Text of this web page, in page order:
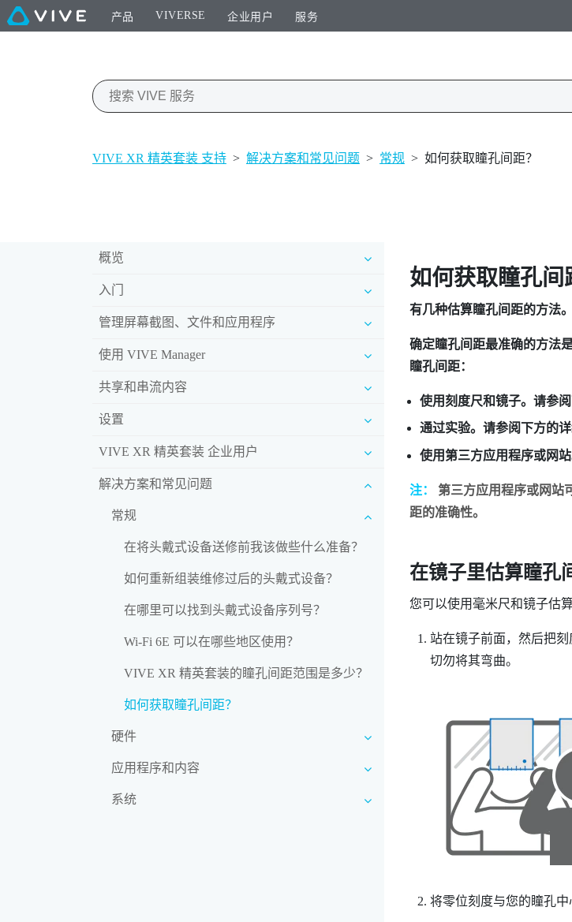
产品 VIVERSE 企业用户 服务
VIVE XR 精英套装 支持 > 解决方案和常见问题 > 常规 > 如何获取瞳孔间距？
概览
入门
管理屏幕截图、文件和应用程序
使用 VIVE Manager
共享和串流内容
设置
VIVE XR 精英套装 企业用户
解决方案和常见问题
常规
在将头戴式设备送修前我该做些什么准备？
如何重新组装维修过后的头戴式设备？
在哪里可以找到头戴式设备序列号？
Wi‍-Fi 6E 可以在哪些地区使用？
VIVE XR 精英套装的瞳孔间距范围是多少？
如何获取瞳孔间距？
硬件
应用程序和内容
系统
如何获取瞳孔间
有几种估算瞳孔间距的方法。
确定瞳孔间距最准确的方法
瞳孔间距：
使用刻度尺和镜子。请参阅
通过实验。请参阅下方的详
使用第三方应用程序或网站
注：
第三方应用程序或网站
距的准确性。
在镜子里估算瞳孔
您可以使用毫米尺和镜子估
站在镜子前面，然后把刻
切勿将其弯曲。
将零位刻度与您的瞳孔中